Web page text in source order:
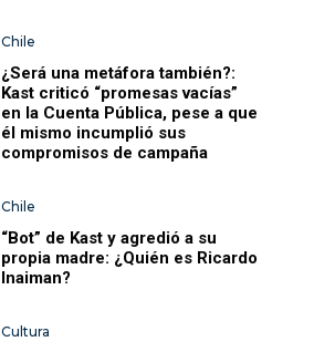
Chile
¿Será una metáfora también?:
Kast criticó “promesas vacías”
en la Cuenta Pública, pese a que
él mismo incumplió sus
compromisos de campaña
Chile
“Bot” de Kast y agredió a su
propia madre: ¿Quién es Ricardo
Inaiman?
Cultura